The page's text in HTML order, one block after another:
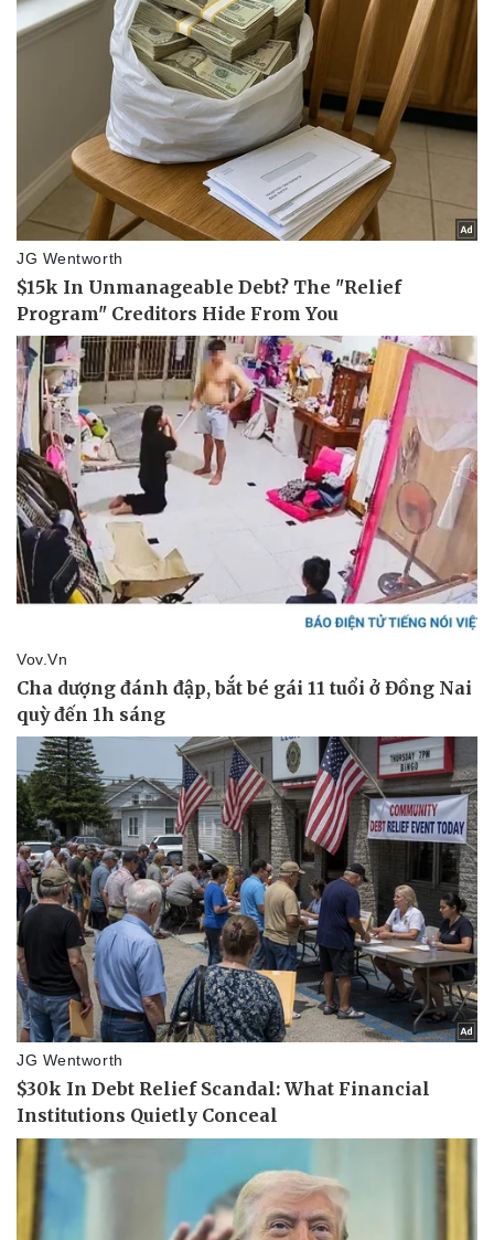
Pháp luật
Tin nóng
Tư vấn luật
Quân sự - Quốc phòng
Vũ khí
Việt Nam
Phân tích